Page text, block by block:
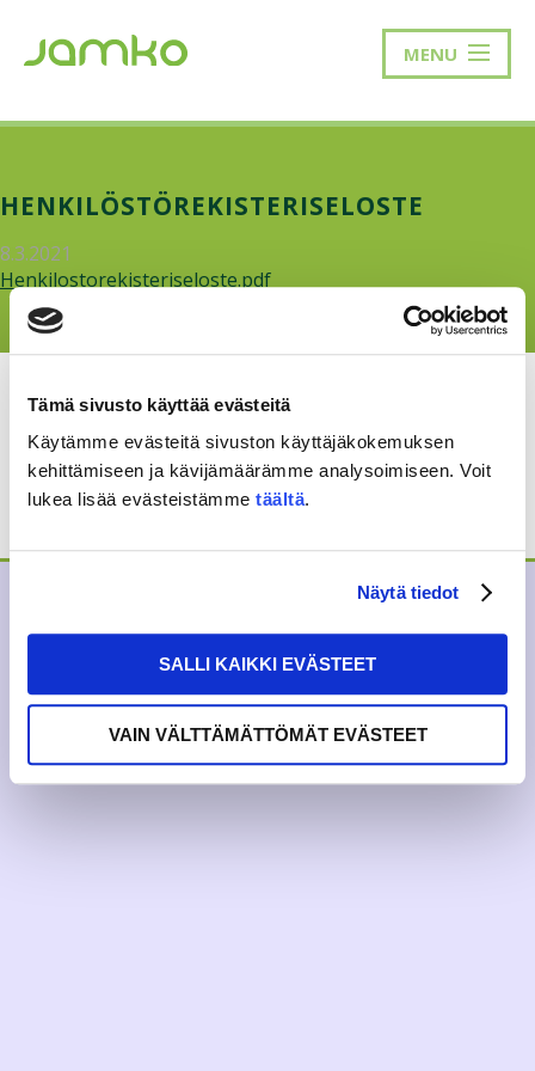
Tämä sivusto käyttää evästeitä
Käytämme evästeitä sivuston käyttäjäkokemuksen
kehittämiseen ja kävijämäärämme analysoimiseen. Voit
lukea lisää evästeistämme täältä.
Näytä tiedot
SALLI KAIKKI EVÄSTEET
VAIN VÄLTTÄMÄTTÖMÄT EVÄSTEET
MENU
HENKILÖSTÖREKISTERISELOSTE
8.3.2021
Henkilostorekisteriseloste.pdf
RAKKAUDELLA,MEOM